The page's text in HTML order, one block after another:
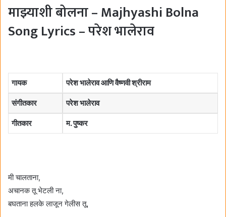
माझ्याशी बोलना – Majhyashi Bolna
Song Lyrics – परेश भालेराव
गायक परेश भालेराव आणि वैष्णवी श्रीराम
संगीतकार परेश भालेराव
गीतकार म. पुष्कर
मी चालताना,
अचानक तू भेटली ना,
बघताना हलके लाजून गेलीस तू,